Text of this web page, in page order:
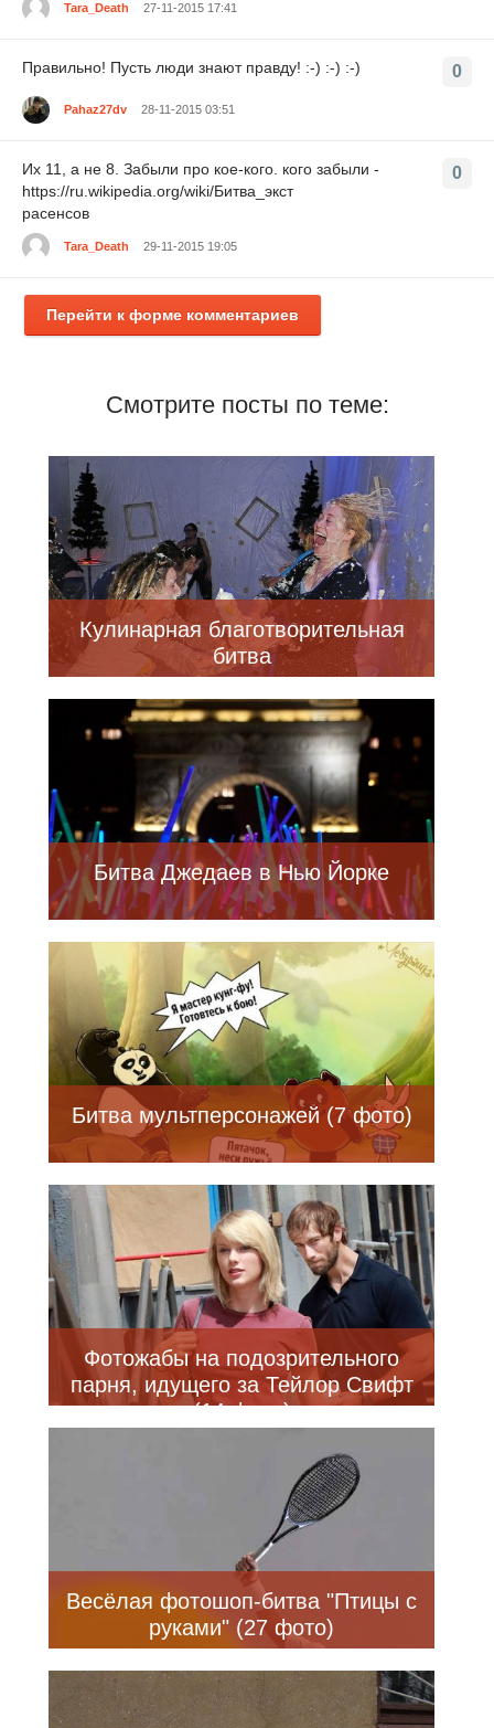
Tara_Death 27-11-2015 17:41
0
Правильно! Пусть люди знают правду! :-) :-) :-)
Pahaz27dv 28-11-2015 03:51
0
Их 11, а не 8. Забыли про кое-кого. кого забыли -
https://ru.wikipedia.org/wiki/Битва_экст
расенсов
Tara_Death 29-11-2015 19:05
Перейти к форме комментариев
Смотрите посты по теме:
Кулинарная благотворительная
битва
Битва Джедаев в Нью Йорке
Битва мультперсонажей (7 фото)
Фотожабы на подозрительного
парня, идущего за Тейлор Свифт
(14 фото)
Весёлая фотошоп-битва "Птицы с
руками" (27 фото)